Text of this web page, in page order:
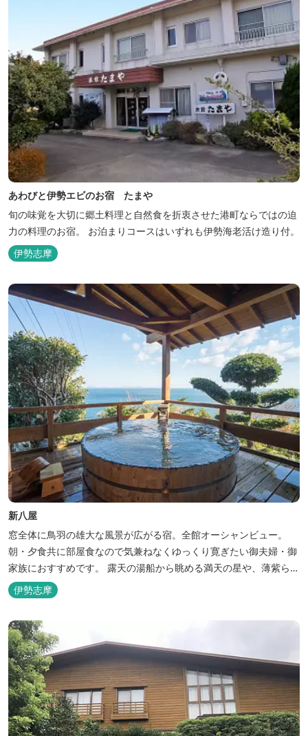
あわびと伊勢エビのお宿 たまや
旬の味覚を大切に郷土料理と自然食を折衷させた港町ならではの迫
力の料理のお宿。 お泊まりコースはいずれも伊勢海老活け造り付。
伊勢志摩
新八屋
窓全体に鳥羽の雄大な風景が広がる宿。全館オーシャンビュー。
朝・夕食共に部屋食なので気兼ねなくゆっくり寛ぎたい御夫婦・御
家族におすすめです。 露天の湯船から眺める満天の星や、薄紫ら染
まる朝の海は一見の価値有。夕食は旬の素材を大釜で蒸し上げる名
物「五右衛門蒸し」、鯛や伊勢海老の舟盛りに海鮮鍋も。
伊勢志摩